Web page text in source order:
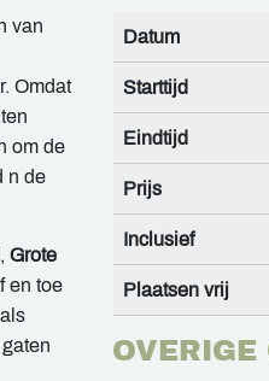
van
Omdat
om de
n de
, Grote
en toe
Datum
Starttijd
Eindtijd
Prijs
Inclusief
Plaatsen vrij
OVERIGE